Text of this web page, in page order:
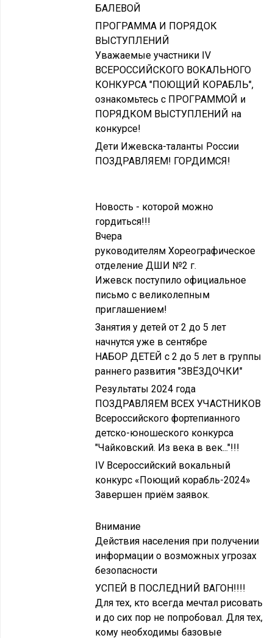
БАЛЕВОЙ
ПРОГРАММА И ПОРЯДОК
ВЫСТУПЛЕНИЙ
Уважаемые участники IV
ВСЕРОССИЙСКОГО ВОКАЛЬНОГО
КОНКУРСА "ПОЮЩИЙ КОРАБЛЬ",
ознакомьтесь с ПРОГРАММОЙ и
ПОРЯДКОМ ВЫСТУПЛЕНИЙ на
конкурсе!
Дети Ижевска-таланты России
ПОЗДРАВЛЯЕМ! ГОРДИМСЯ!
Новость - которой можно
гордиться!!!
Вчера
руководителям Хореографическое
отделение ДШИ №2 г.
Ижевск поступило официальное
письмо с великолепным
приглашением!
Занятия у детей от 2 до 5 лет
начнутся уже в сентябре
НАБОР ДЕТЕЙ с 2 до 5 лет в группы
раннего развития "ЗВЁЗДОЧКИ"
Результаты 2024 года
ПОЗДРАВЛЯЕМ ВСЕХ УЧАСТНИКОВ
Всероссийского фортепианного
детско-юношеского конкурса
"Чайковский. Из века в век..."!!!
IV Всероссийский вокальный
конкурс «Поющий корабль-2024»
Завершен приём заявок.
Внимание
Действия населения при получении
информации о возможных угрозах
безопасности
УСПЕЙ В ПОСЛЕДНИЙ ВАГОН!!!!
Для тех, кто всегда мечтал рисовать
и до сих пор не попробовал. Для тех,
кому необходимы базовые